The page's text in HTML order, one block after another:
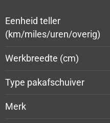
Eenheid teller
(km/miles/uren/overig)
Werkbreedte (cm)
Type pakafschuiver
Merk